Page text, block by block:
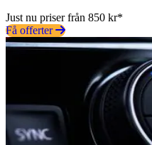
Just nu priser från 850 kr*
Få offerter